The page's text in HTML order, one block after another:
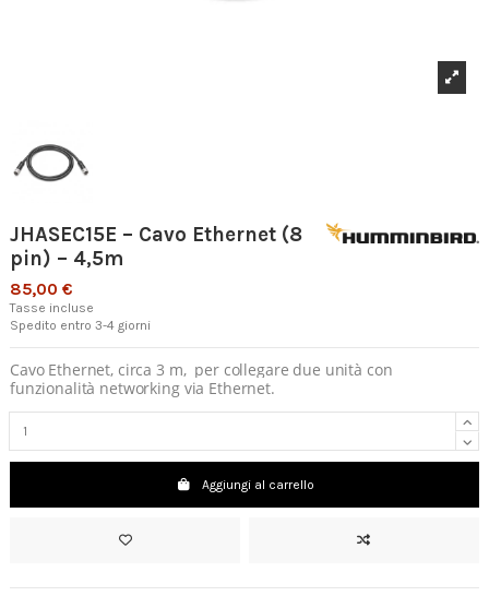
JHASEC15E – Cavo Ethernet (8
pin) – 4,5m
85,00 €
Tasse incluse
Spedito entro 3-4 giorni
Cavo Ethernet, circa 3 m, per collegare due unità con
funzionalità networking via Ethernet.
Aggiungi al carrello